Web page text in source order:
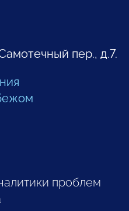
пер., д.7.
проблем